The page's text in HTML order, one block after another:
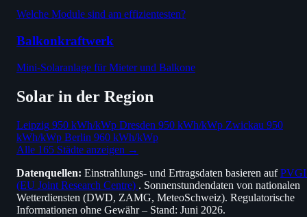
Welche Module sind am effizientesten?
Balkonkraftwerk
Mini-Solaranlage für Mieter und Balkone
Solar in der Region
Leipzig 950 kWh/kWp Dresden 950 kWh/kWp Zwickau 950
kWh/kWp Berlin 960 kWh/kWp
Alle 165 Städte anzeigen →
Datenquellen: Einstrahlungs- und Ertragsdaten basieren auf
(EU Joint Research Centre) . Sonnenstundendaten von nationalen
Wetterdiensten (DWD, ZAMG, MeteoSchweiz). Regulatorische
Informationen ohne Gewähr – Stand: Juni 2026.